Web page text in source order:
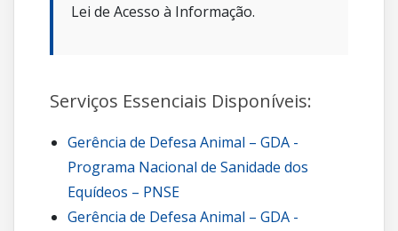
Lei de Acesso à Informação.
Serviços Essenciais Disponíveis:
Gerência de Defesa Animal – GDA -
Programa Nacional de Sanidade dos
Equídeos – PNSE
Gerência de Defesa Animal – GDA -